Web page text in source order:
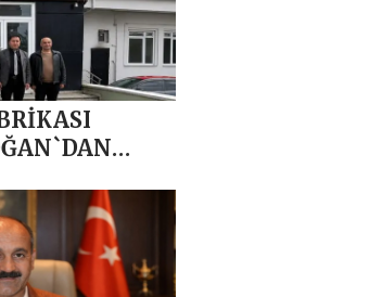
ZİYARETİ